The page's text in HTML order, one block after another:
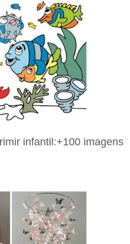
infantil:+100 imagens